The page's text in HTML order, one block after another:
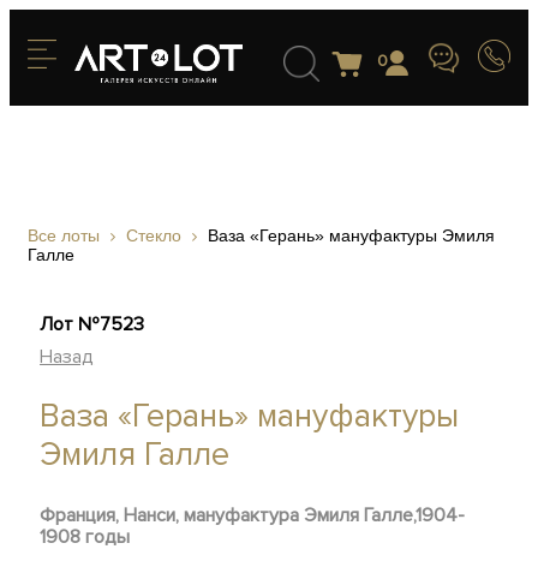
0
Все лоты Стекло
Ваза «Герань» мануфактуры Эмиля
Галле
Лот №7523
Назад
Ваза «Герань» мануфактуры
Эмиля Галле
Франция, Нанси, мануфактура Эмиля Галле,1904-
1908 годы